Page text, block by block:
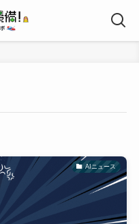
AIニュース